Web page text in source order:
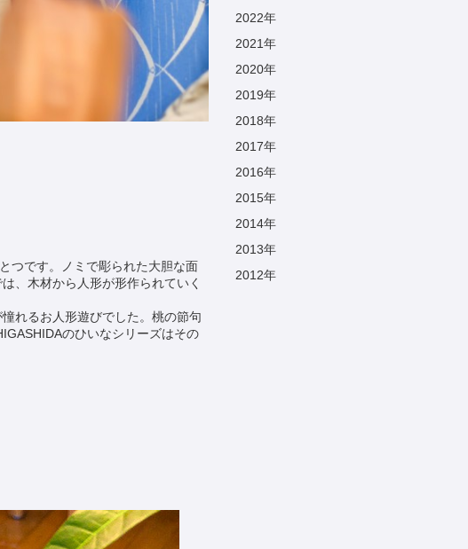
つです。ノミで彫られた大胆な面
、木材から人形が形作られていく
れるお人形遊びでした。桃の節句
のひいなシリーズはその
2022年
2021年
2020年
2019年
2018年
2017年
2016年
2015年
2014年
2013年
2012年